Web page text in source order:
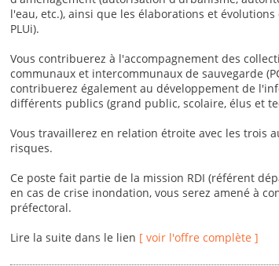
l'eau, etc.), ainsi que les élaborations et
PLUi).
Vous contribuerez à l'accompagnement des
communaux et intercommunaux de sauvegarde
contribuerez également au développement de
différents publics (grand public, scolaire, élus et
Vous travaillerez en relation étroite avec les trois
risques.
Ce poste fait partie de la mission RDI (référent
en cas de crise inondation, vous serez amené à
préfectoral.
Lire la suite dans le lien [ voir l'offre complète ]